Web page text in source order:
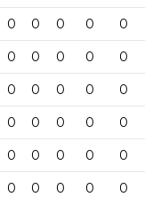
0 0 0 0 0
0 0 0 0 0
0 0 0 0 0
0 0 0 0 0
0 0 0 0 0
0 0 0 0 0